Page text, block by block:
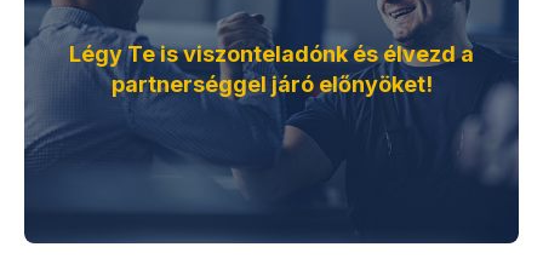
Légy Te is viszonteladónk és élvezd a
partnerséggel járó előnyöket!